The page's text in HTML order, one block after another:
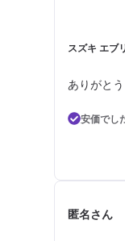
スズキ エブ
ありがと
安価でし
匿名さん